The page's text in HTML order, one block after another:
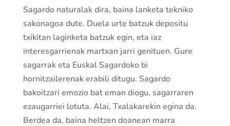
Sagardo naturalak dira, baina lanketa tekniko
sakonagoa dute. Duela urte batzuk depositu
txikitan laginketa batzuk egin, eta iaz
interesgarrienak martxan jarri genituen. Gure
sagarrak eta Euskal Sagardoko bi
hornitzailerenak erabili ditugu. Sagardo
bakoitzari emozio bat eman diogu, sagarraren
ezaugarriei lotuta. Alai, Txalakarekin egina da.
Berdea da, baina heltzen doanean marra